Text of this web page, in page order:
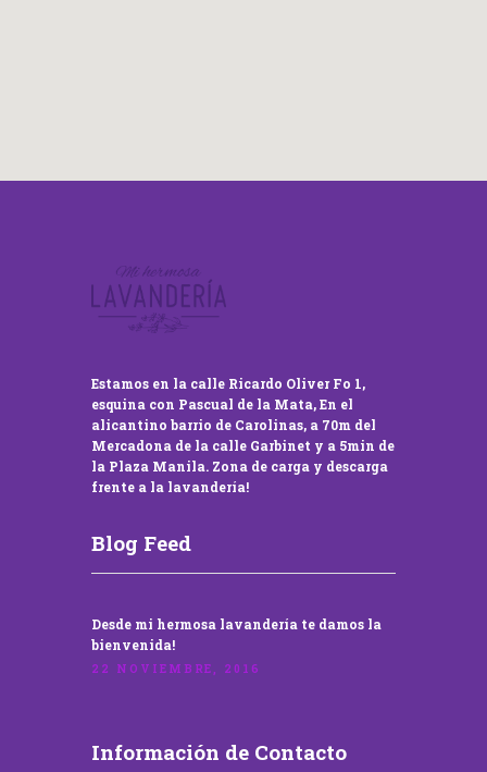
Estamos en la calle Ricardo Oliver Fo 1,
esquina con Pascual de la Mata, En el
alicantino barrio de Carolinas, a 70m del
Mercadona de la calle Garbinet y a 5min de
la Plaza Manila. Zona de carga y descarga
frente a la lavandería!
Blog Feed
Desde mi hermosa lavandería te damos la
bienvenida!
22 NOVIEMBRE, 2016
Información de Contacto